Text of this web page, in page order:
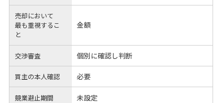
売却において
最も重視するこ
と
金額
交渉審査 個別に確認し判断
買主の本人確認 必要
競業避止期間 未設定